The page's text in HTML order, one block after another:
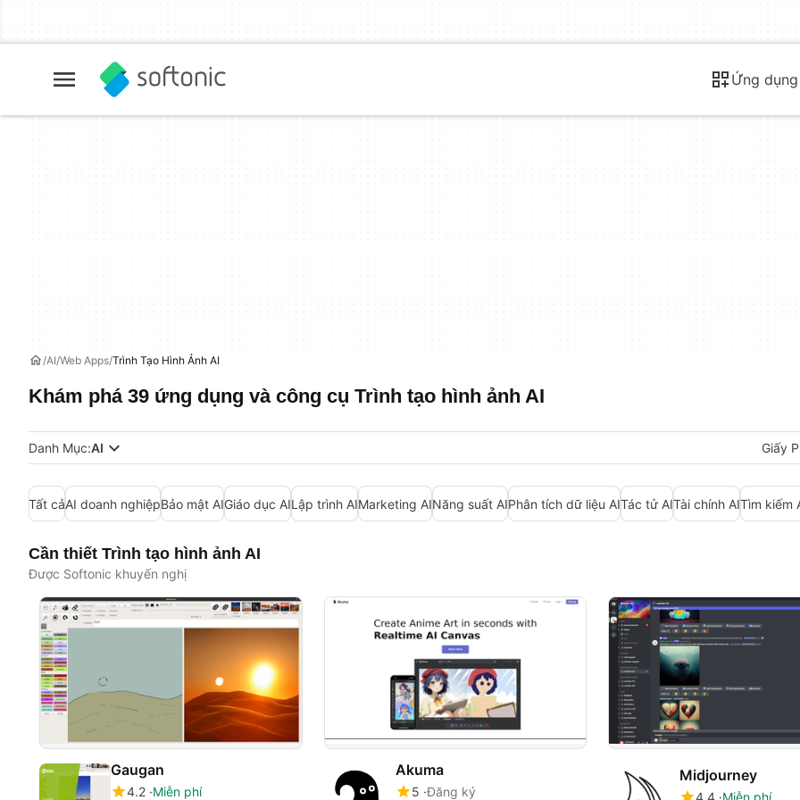
Ứng dụng
AI Web Apps Trình Tạo Hình Ảnh AI
Khám phá 39 ứng dụng và công cụ Trình tạo hình ảnh AI
Danh Mục:AI Giấy
Tất cảAI doanh nghiệpBảo mật AIGiáo dục AILập trình AIMarketing AINăng suất AIPhân tích dữ liệu AITác tử AITài chính AITìm kiếm
Cần thiết Trình tạo hình ảnh AI
Được Softonic khuyến nghị
Gaugan
4.2 Miễn phí
Akuma
5 Đăng ký
Midjourney